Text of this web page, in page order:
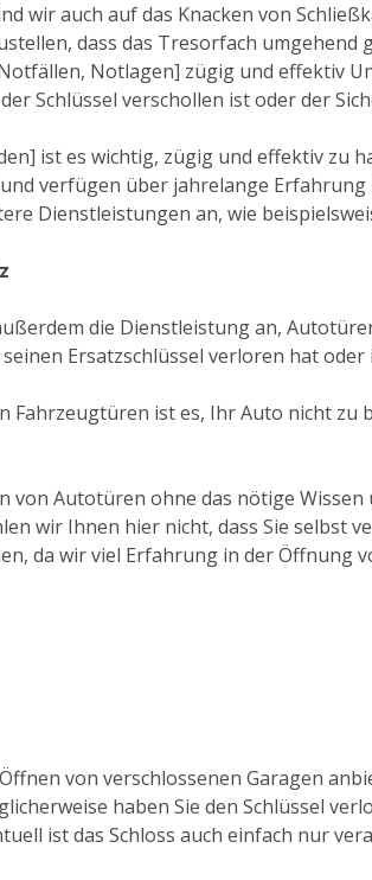
wir auch auf das Knacken von
dass das Tresorfach
Notlagen] zügig und effektiv
Schlüssel verschollen ist oder der
ist es wichtig, zügig und effektiv zu
verfügen über jahrelange
Dienstleistungen an, wie
die Dienstleistung an,
Ersatzschlüssel verloren hat
Fahrzeugtüren ist es, Ihr Auto nicht
von Autotüren ohne das nötige
wir Ihnen hier nicht, dass Sie selbst
da wir viel Erfahrung in der Öffnung
von verschlossenen Garagen
haben Sie den Schlüssel
ist das Schloss auch einfach nur